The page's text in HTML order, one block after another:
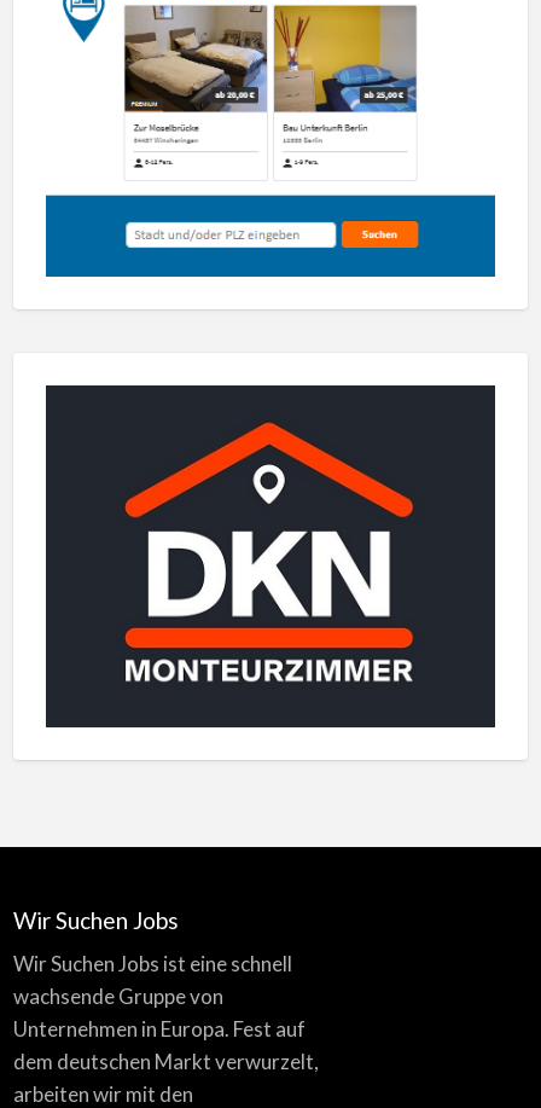
Wir Suchen Jobs
Wir Suchen Jobs ist eine schnell
wachsende Gruppe von
Unternehmen in Europa. Fest auf
dem deutschen Markt verwurzelt,
arbeiten wir mit den